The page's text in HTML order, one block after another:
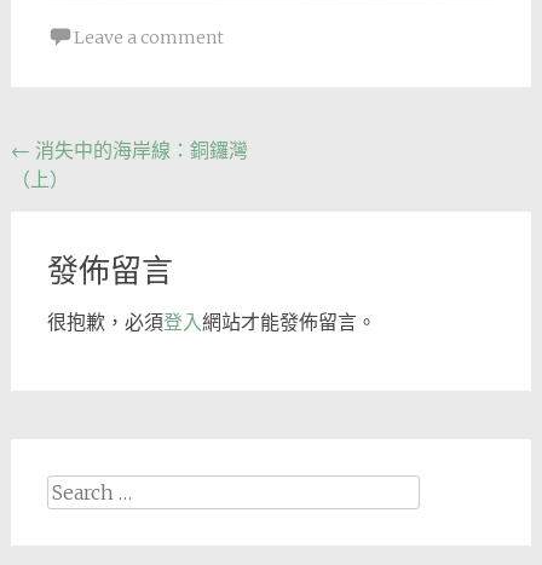
Leave a comment
Post
navigation
← 消失中的海岸線：銅鑼灣
（上）
發佈留言
很抱歉，必須登入網站才能發佈留言。
Search
for: